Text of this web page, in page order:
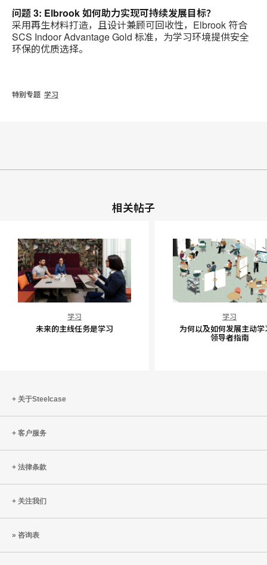
问题 3: Elbrook 如何助力实现可持续发展目标？
采用再生材料打造，且设计兼顾可回收性，Elbrook 符合
SCS Indoor Advantage Gold 标准，为学习环境提供安全
环保的优质选择。
特别专题 学习
相关帖子
来
学习
未来的主线任务是学习
何
以
学
领
学习
为何以及如何发展主动学
领导者指南
关于Steelcase
客户服务
法律条款
关注我们
咨询表